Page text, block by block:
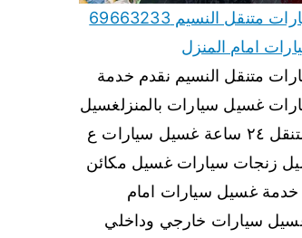
غسيل سيارات متنقل النسيم 69663233
امام المنزل
متنقل النسيم نقدم خدمة
غسيل سيارات بالمنزلغسيل
سيارات متنقل ٢٤ ساعة غسيل سيارات ع
زنجات سيارات غسيل مكائن
خدمة غسيل سيارات امام
سيارات خارجي وداخلي